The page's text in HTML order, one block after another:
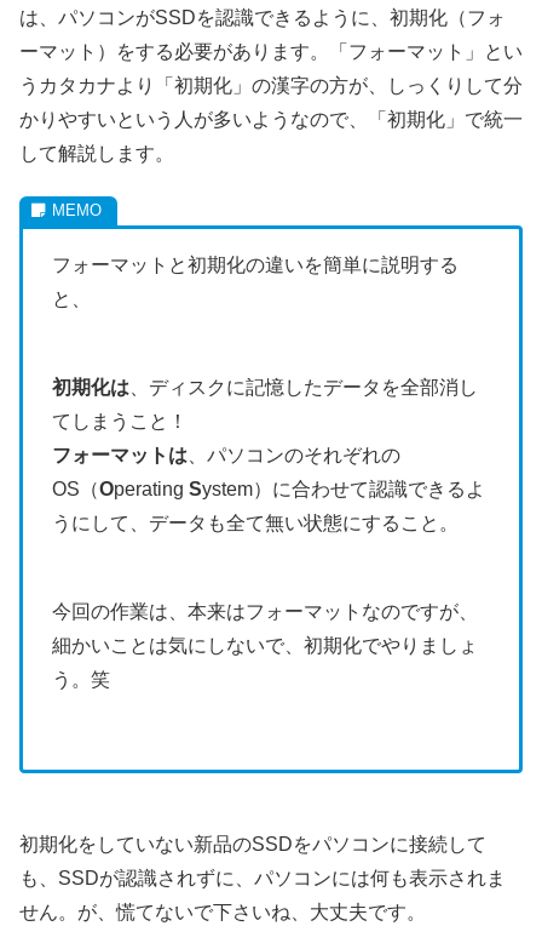
は、パソコンがSSDを認識できるように、初期化（フォ
ーマット）をする必要があります。「フォーマット」とい
うカタカナより「初期化」の漢字の方が、しっくりして分
かりやすいという人が多いようなので、「初期化」で統一
して解説します。
フォーマットと初期化の違いを簡単に説明する
と、
初期化は 、ディスクに記憶したデータを全部消し
てしまうこと！
フォーマットは 、パソコンのそれぞれの
OS（Operating System）に合わせて認識できるよ
うにして、データも全て無い状態にすること。
今回の作業は、本来はフォーマットなのですが、
細かいことは気にしないで、初期化でやりましょ
う。笑
初期化をしていない新品のSSDをパソコンに接続して
も、SSDが認識されずに、パソコンには何も表示されま
せん。が、慌てないで下さいね、大丈夫です。